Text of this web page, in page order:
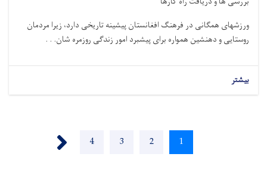
ورزشهای همگانی در فرهنگ افغانستان پیشینه تاریخی دارد، زیرا مردمان
روستایی و دهنشین همواره برای پیشبرد امور زندگی روزمره شان. . .
بیشتر
Current
1
Page
2
Page
3
Page
4